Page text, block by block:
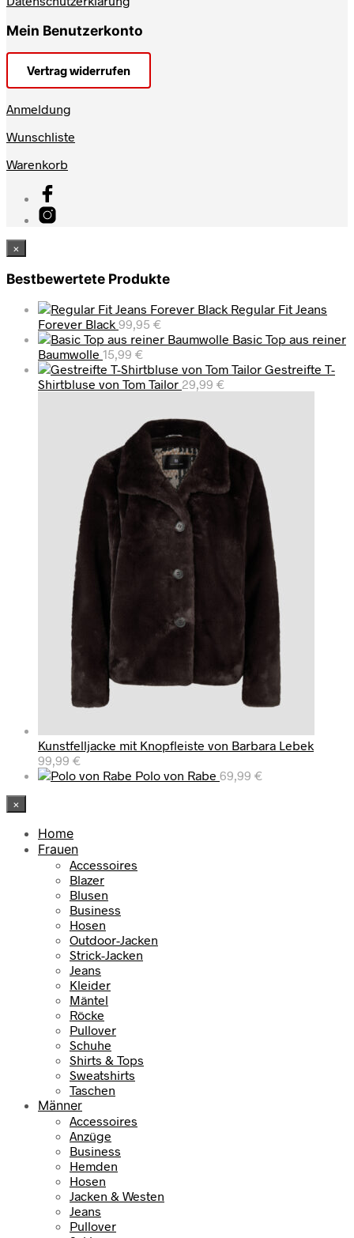
Mein Benutzerkonto
Vertrag widerrufen
Anmeldung
Wunschliste
Warenkorb
×
Bestbewertete Produkte
Regular Fit Jeans
Forever Black 99,95 €
Basic Top aus reiner
Baumwolle 15,99 €
Gestreifte T-
Shirtbluse von Tom Tailor 29,99 €
Kunstfelljacke mit Knopfleiste von Barbara Lebek
99,99 €
Polo von Rabe 69,99 €
×
Home
Frauen
Accessoires
Blazer
Blusen
Business
Hosen
Outdoor-Jacken
Strick-Jacken
Jeans
Kleider
Mäntel
Röcke
Pullover
Schuhe
Shirts & Tops
Sweatshirts
Taschen
Männer
Accessoires
Anzüge
Business
Hemden
Hosen
Jacken & Westen
Jeans
Pullover